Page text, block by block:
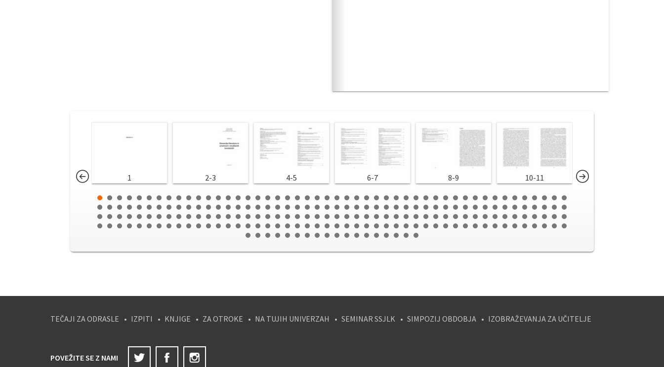
1 2-3 4-5 6-7 8-9 10-11
TEČAJI ZA ODRASLE IZPITI KNJIGE ZA OTROKE NA TUJIH UNIVERZAH SEMINAR SSJLK SIMPOZIJ OBDOBJA IZOBRAŽEVANJA ZA UČITELJE
POVEŽITE SE Z NAMI
Twitter Facebook